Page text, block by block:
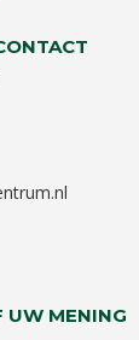
UW MENING